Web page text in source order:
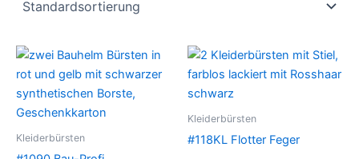
Kleiderbürsten
Kleiderbürsten
#118KL Flotter Feger